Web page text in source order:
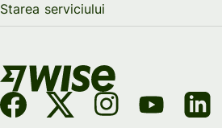
Starea serviciului